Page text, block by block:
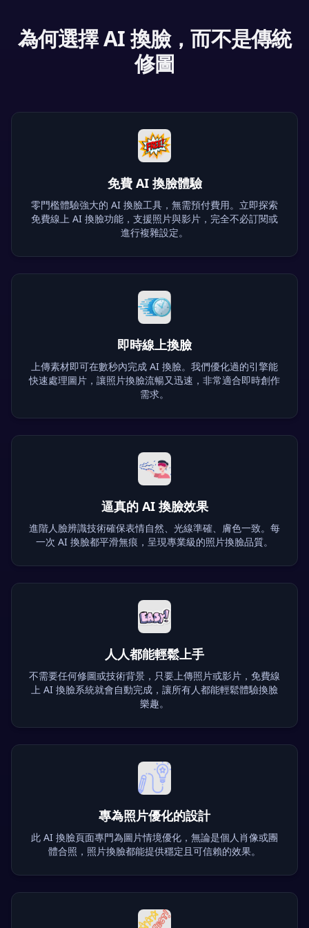
為何選擇 AI 換臉，而不是傳統
修圖
免費 AI 換臉體驗
零門檻體驗強大的 AI 換臉工具，無需預付費用。立即探索
免費線上 AI 換臉功能，支援照片與影片，完全不必訂閱或
進行複雜設定。
即時線上換臉
上傳素材即可在數秒內完成 AI 換臉。我們優化過的引擎能
快速處理圖片，讓照片換臉流暢又迅速，非常適合即時創作
需求。
逼真的 AI 換臉效果
進階人臉辨識技術確保表情自然、光線準確、膚色一致。每
一次 AI 換臉都平滑無痕，呈現專業級的照片換臉品質。
人人都能輕鬆上手
不需要任何修圖或技術背景，只要上傳照片或影片，免費線
上 AI 換臉系統就會自動完成，讓所有人都能輕鬆體驗換臉
樂趣。
專為照片優化的設計
此 AI 換臉頁面專門為圖片情境優化，無論是個人肖像或團
體合照，照片換臉都能提供穩定且可信賴的效果。